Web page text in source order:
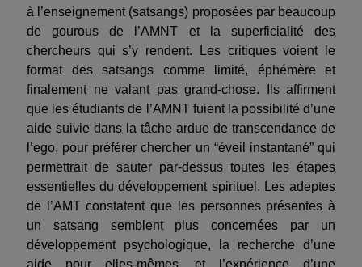
à l’enseignement (satsangs) proposées par beaucoup
de gourous de l’AMNT et la superficialité des
chercheurs qui s’y rendent. Les critiques voient le
format des satsangs comme limité, éphémère et
finalement ne valant pas grand-chose. Ils affirment
que les étudiants de l’AMNT fuient la possibilité d’une
aide suivie dans la tâche ardue de transcendance de
l’ego, pour préférer chercher un “éveil instantané” qui
permettrait de sauter par-dessus toutes les étapes
essentielles du développement spirituel. Les adeptes
de l’AMT constatent que les personnes présentes à
un satsang semblent plus concernées par un
développement psychologique, la recherche d’une
aide pour elles-mêmes, et l’expérience d’une